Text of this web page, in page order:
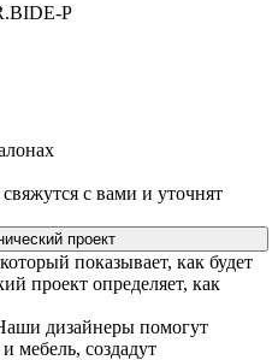
P
с вами и уточнят
проект
показывает, как будет
проект определяет, как
дизайнеры помогут
мебель, создадут